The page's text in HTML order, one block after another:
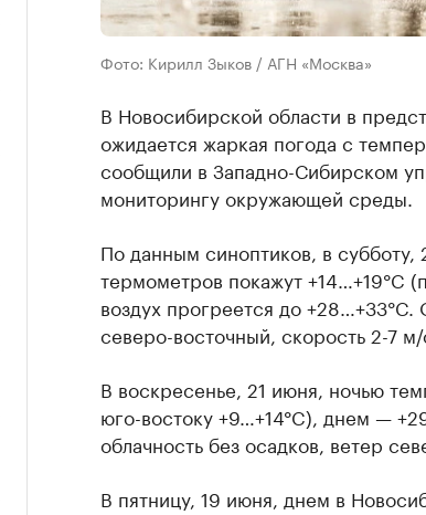
Фото: Кирилл Зыков / АГН «Москва»
В Новосибирской области в
ожидается жаркая погода с
сообщили в Западно-Сибирском
мониторингу окружающей среды.
По данным синоптиков, в
термометров покажут +14…+19°C
воздух прогреется до
северо-восточный, скорость 2-7
В воскресенье, 21 июня, ночью
юго-востоку +9…+14°C), днем —
облачность без осадков, ветер
В пятницу, 19 июня, днем в